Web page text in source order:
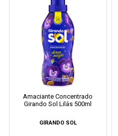
Amaciante Concentrado
Girando Sol Lilás 500ml
GIRANDO SOL